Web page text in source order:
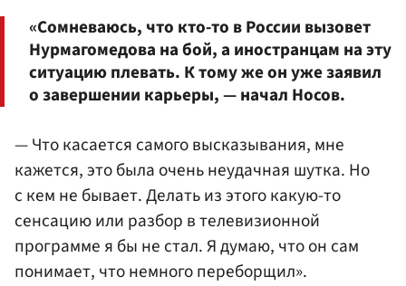
«Сомневаюсь, что кто-то в России вызовет
Нурмагомедова на бой, а иностранцам на эту
ситуацию плевать. К тому же он уже заявил
о завершении карьеры, — начал Носов.
— Что касается самого высказывания, мне
кажется, это была очень неудачная шутка. Но
с кем не бывает. Делать из этого какую-то
сенсацию или разбор в телевизионной
программе я бы не стал. Я думаю, что он сам
понимает, что немного переборщил».